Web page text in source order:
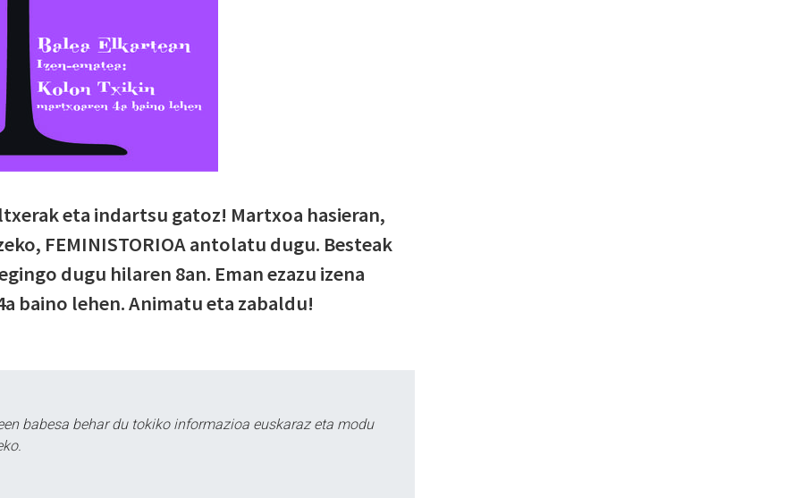
eta indartsu gatoz! Martxoa hasieran,
FEMINISTORIOA antolatu dugu. Besteak
dugu hilaren 8an. Eman ezazu izena
baino lehen. Animatu eta zabaldu!
babesa behar du tokiko informazioa euskaraz eta modu